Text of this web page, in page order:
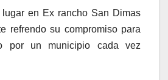
lugar en Ex rancho San Dimas
refrendo su compromiso para
por un municipio cada vez